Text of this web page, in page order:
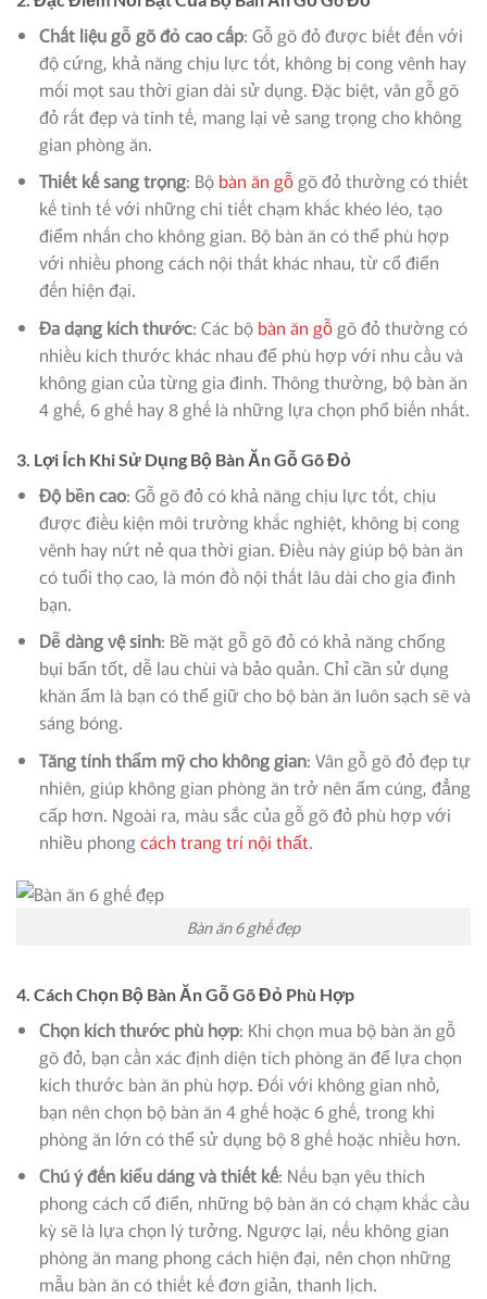
Chất liệu gỗ gõ đỏ cao cấp: Gỗ gõ đỏ được biết đến với
độ cứng, khả năng chịu lực tốt, không bị cong vênh hay
mối mọt sau thời gian dài sử dụng. Đặc biệt, vân gỗ gõ
đỏ rất đẹp và tinh tế, mang lại vẻ sang trọng cho không
gian phòng ăn.
Thiết kế sang trọng: Bộ bàn ăn gỗgõ đỏ thường có thiết
kế tinh tế với những chi tiết chạm khắc khéo léo, tạo
điểm nhấn cho không gian. Bộ bàn ăn có thể phù hợp
với nhiều phong cách nội thất khác nhau, từ cổ điển
đến hiện đại.
Đa dạng kích thước: Các bộ bàn ăn gỗgõ đỏ thường có
nhiều kích thước khác nhau để phù hợp với nhu cầu và
không gian của từng gia đình. Thông thường, bộ bàn ăn
4 ghế, 6 ghế hay 8 ghế là những lựa chọn phổ biến nhất.
3. Lợi Ích Khi Sử Dụng Bộ Bàn Ăn Gỗ Gõ Đỏ
Độ bền cao: Gỗ gõ đỏ có khả năng chịu lực tốt, chịu
được điều kiện môi trường khắc nghiệt, không bị cong
vênh hay nứt nẻ qua thời gian. Điều này giúp bộ bàn ăn
có tuổi thọ cao, là món đồ nội thất lâu dài cho gia đình
bạn.
Dễ dàng vệ sinh: Bề mặt gỗ gõ đỏ có khả năng chống
bụi bẩn tốt, dễ lau chùi và bảo quản. Chỉ cần sử dụng
khăn ẩm là bạn có thể giữ cho bộ bàn ăn luôn sạch sẽ và
sáng bóng.
Tăng tính thẩm mỹ cho không gian: Vân gỗ gõ đỏ đẹp tự
nhiên, giúp không gian phòng ăn trở nên ấm cúng, đẳng
cấp hơn. Ngoài ra, màu sắc của gỗ gõ đỏ phù hợp với
nhiều phongcách trang trí nội thất.
Bàn ăn 6 ghế đẹp
4. Cách Chọn Bộ Bàn Ăn Gỗ Gõ Đỏ Phù Hợp
Chọn kích thước phù hợp: Khi chọn mua bộ bàn ăn gỗ
gõ đỏ, bạn cần xác định diện tích phòng ăn để lựa chọn
kích thước bàn ăn phù hợp. Đối với không gian nhỏ,
bạn nên chọn bộ bàn ăn 4 ghế hoặc 6 ghế, trong khi
phòng ăn lớn có thể sử dụng bộ 8 ghế hoặc nhiều hơn.
Chú ý đến kiểu dáng và thiết kế: Nếu bạn yêu thích
phong cách cổ điển, những bộ bàn ăn có chạm khắc cầu
kỳ sẽ là lựa chọn lý tưởng. Ngược lại, nếu không gian
phòng ăn mang phong cách hiện đại, nên chọn những
mẫu bàn ăn có thiết kế đơn giản, thanh lịch.